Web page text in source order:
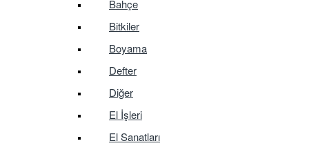
Bahçe
Bitkiler
Boyama
Defter
Diğer
El İşleri
El Sanatları